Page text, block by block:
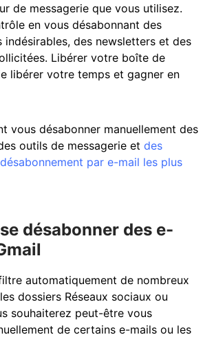
de messagerie que vous utilisez.
en vous désabonnant des
indésirables, des newsletters et des
Libérer votre boîte de
libérer votre temps et gagner en
vous désabonner manuellement des
outils de messagerie et des
par e-mail les plus
désabonner des e-
automatiquement de nombreux
dossiers Réseaux sociaux ou
souhaiterez peut-être vous
de certains e-mails ou les